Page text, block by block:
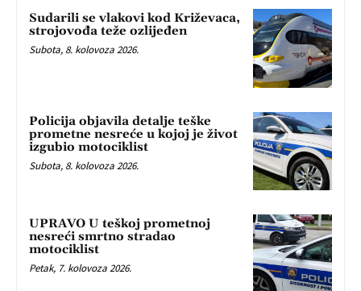
Sudarili se vlakovi kod Križevaca,
strojovođa teže ozlijeđen
Subota, 8. kolovoza 2026.
Policija objavila detalje teške
prometne nesreće u kojoj je život
izgubio motociklist
Subota, 8. kolovoza 2026.
UPRAVO U teškoj prometnoj
nesreći smrtno stradao
motociklist
Petak, 7. kolovoza 2026.